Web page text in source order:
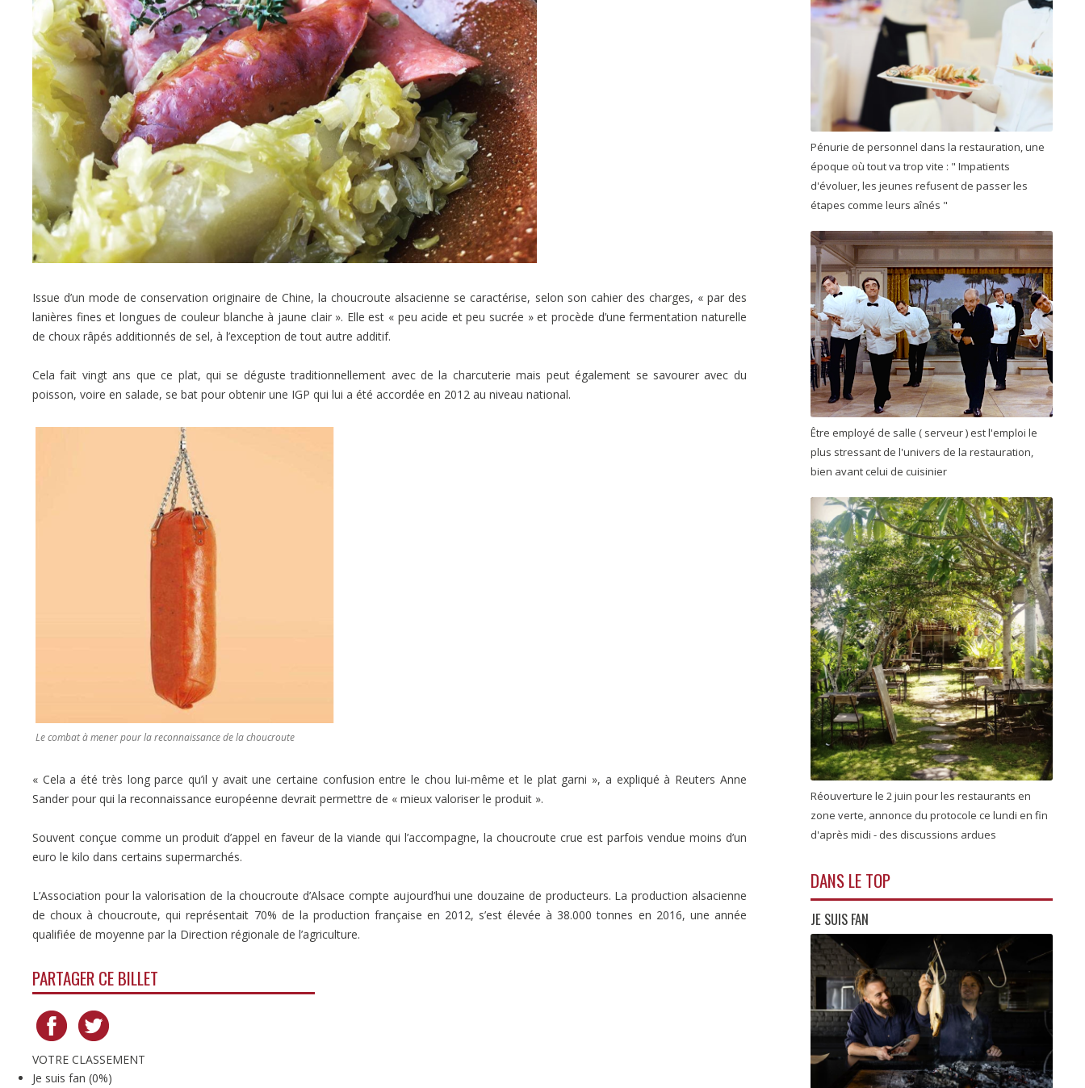
Issue d’un mode de conservation originaire de Chine, la choucroute alsacienne se caractérise, selon son cahier des charges, « par des
lanières fines et longues de couleur blanche à jaune clair ». Elle est « peu acide et peu sucrée » et procède d’une fermentation naturelle
de choux râpés additionnés de sel, à l’exception de tout autre additif.
Cela fait vingt ans que ce plat, qui se déguste traditionnellement avec de la charcuterie mais peut également se savourer avec du
poisson, voire en salade, se bat pour obtenir une IGP qui lui a été accordée en 2012 au niveau national.
Le combat à mener pour la reconnaissance de la choucroute
« Cela a été très long parce qu’il y avait une certaine confusion entre le chou lui-même et le plat garni », a expliqué à Reuters Anne
Sander pour qui la reconnaissance européenne devrait permettre de « mieux valoriser le produit ».
Souvent conçue comme un produit d’appel en faveur de la viande qui l’accompagne, la choucroute crue est parfois vendue moins d’un
euro le kilo dans certains supermarchés.
L’Association pour la valorisation de la choucroute d’Alsace compte aujourd’hui une douzaine de producteurs. La production alsacienne
de choux à choucroute, qui représentait 70% de la production française en 2012, s’est élevée à 38.000 tonnes en 2016, une année
qualifiée de moyenne par la Direction régionale de l’agriculture.
PARTAGER CE BILLET
VOTRE CLASSEMENT
Je suis fan (0%)
Pénurie de personnel dans la restauration, une
époque où tout va trop vite : " Impatients
d'évoluer, les jeunes refusent de passer les
étapes comme leurs aînés "
Être employé de salle ( serveur ) est l'emploi le
plus stressant de l'univers de la restauration,
bien avant celui de cuisinier
Réouverture le 2 juin pour les restaurants en
zone verte, annonce du protocole ce lundi en fin
d'après midi - des discussions ardues
DANS LE TOP
JE SUIS FAN